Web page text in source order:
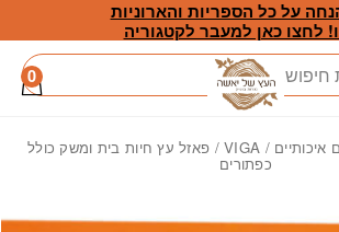
הנחה על כל הספריות והארוניות
לחצו כאן למעבר לקטגוריה
0
איכותיים /
VIGA/ פאזל עץ חיות בית ומשק כולל
כפתורים